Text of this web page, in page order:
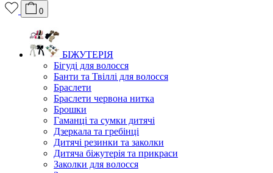
0
БІЖУТЕРІЯ
Бігуді для волосся
Банти та Твіллі для волосся
Браслети
Браслети червона нитка
Брошки
Гаманці та сумки дитячі
Дзеркала та гребінці
Дитячі резинки та заколки
Дитяча біжутерія та прикраси
Заколки для волосся